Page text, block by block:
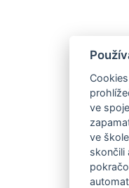
ve
ve
skončili